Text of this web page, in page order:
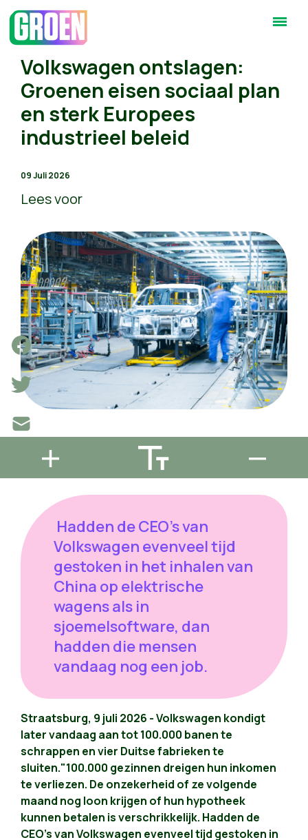
Volkswagen ontslagen:
Groenen eisen sociaal plan
en sterk Europees
industrieel beleid
09 Juli 2026
Lees voor
Hadden de CEO's van
Volkswagen evenveel tijd
gestoken in het inhalen van
China op elektrische
wagens als in
sjoemelsoftware, dan
hadden die mensen
vandaag nog een job.
Straatsburg, 9 juli 2026 - Volkswagen kondigt
later vandaag aan tot 100.000 banen te
schrappen en vier Duitse fabrieken te
sluiten."100.000 gezinnen dreigen hun inkomen
te verliezen. De onzekerheid of ze volgende
maand nog loon krijgen of hun hypotheek
kunnen betalen is verschrikkelijk. Hadden de
CEO's van Volkswagen evenveel tijd gestoken in